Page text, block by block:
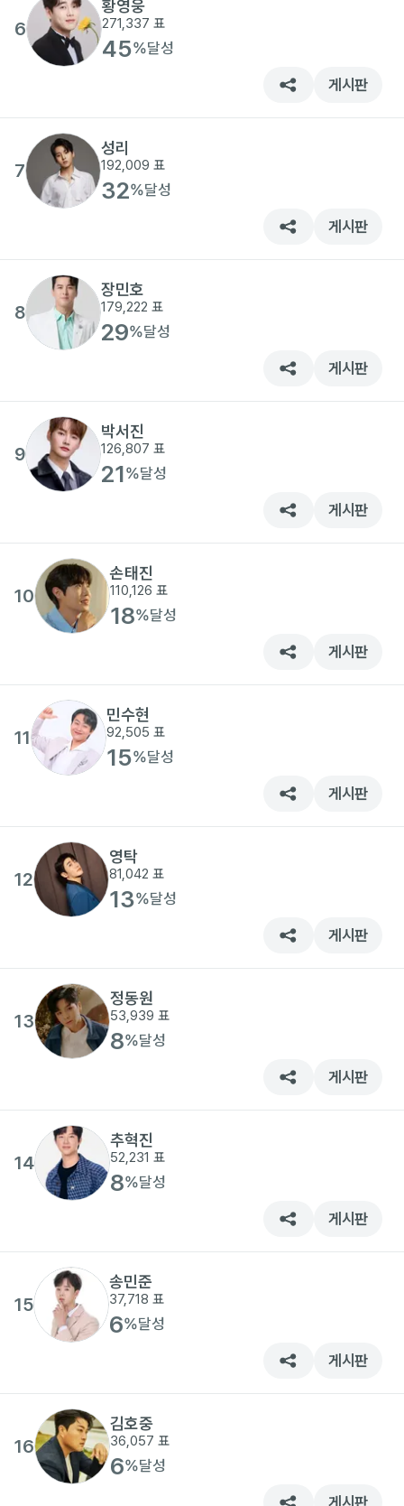
6
황영웅
271,337 표
45%달성
게시판
7
성리
192,009 표
32%달성
게시판
8
장민호
179,222 표
29%달성
게시판
9
박서진
126,807 표
21%달성
게시판
10
손태진
110,126 표
18%달성
게시판
11
민수현
92,505 표
15%달성
게시판
12
영탁
81,042 표
13%달성
게시판
13
정동원
53,939 표
8%달성
게시판
14
추혁진
52,231 표
8%달성
게시판
15
송민준
37,718 표
6%달성
게시판
16
김호중
36,057 표
6%달성
게시판